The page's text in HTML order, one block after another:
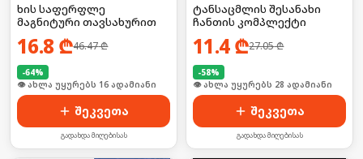
ხის საფერფლე
მაგნიტური თავსახურით
16.8 ₾46.47₾
-64%
🛒 ბოლო 24სთ-ში იყიდა 21-მა
შეკვეთა
გადახდა მიღებისას
ტანსაცმლის შესანახი
ჩანთის კომპლექტი
11.4₾27.05₾
-58%
🛒 ბოლო 24სთ-ში იყიდა 37-მა
შეკვეთა
გადახდა მიღებისას